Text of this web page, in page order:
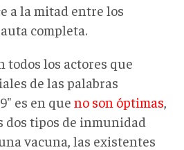
a la mitad entre los
completa.
todos los actores que
de las palabras
es en que no son óptimas
dos tipos de inmunidad
vacuna, las existentes